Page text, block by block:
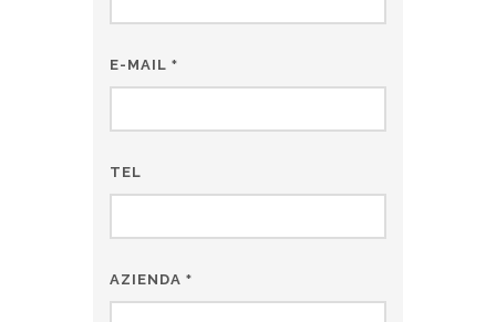
E-MAIL *
TEL
AZIENDA *